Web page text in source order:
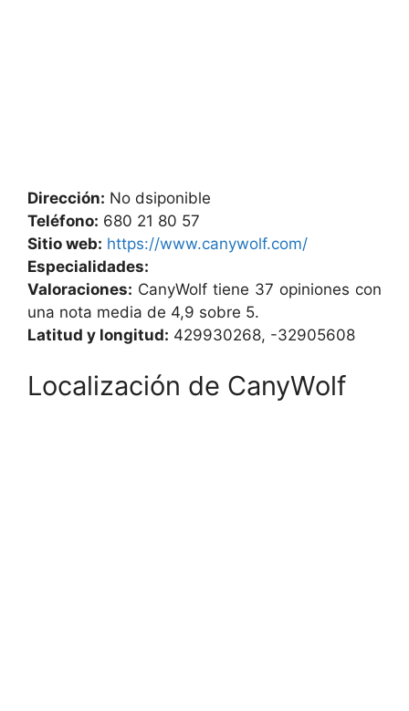
Dirección: No dsiponible
Teléfono: 680 21 80 57
Sitio web: https://www.canywolf.com/
Especialidades:
Valoraciones: CanyWolf tiene 37 opiniones con
una nota media de 4,9 sobre 5.
Latitud y longitud: 429930268, -32905608
Localización de CanyWolf